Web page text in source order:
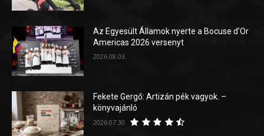
Az Egyesült Államok nyerte a Bocuse d’Or
Americas 2026 versenyt
2026.08.03.
Fekete Gergő: Artizán pék vagyok. –
könyvajánló
2026.07.30.